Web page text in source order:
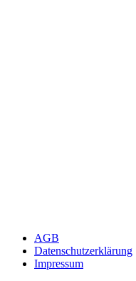
AGB
Datenschutzerklärung
Impressum